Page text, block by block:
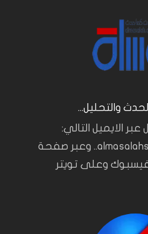
والتحليل...
الايميل التالي:
almasalahsources@gmail.com.. وعبر صفحة
وعلى تويتر